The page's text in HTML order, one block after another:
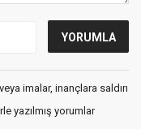
imalar, inançlara saldırı
yazılmış yorumlar